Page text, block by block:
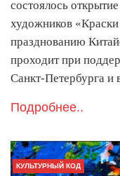
состоялось
художников
празднованию
проходит при
Санкт-Петербурга
Подробнее..
КУЛЬТУРНЫЙ КОД